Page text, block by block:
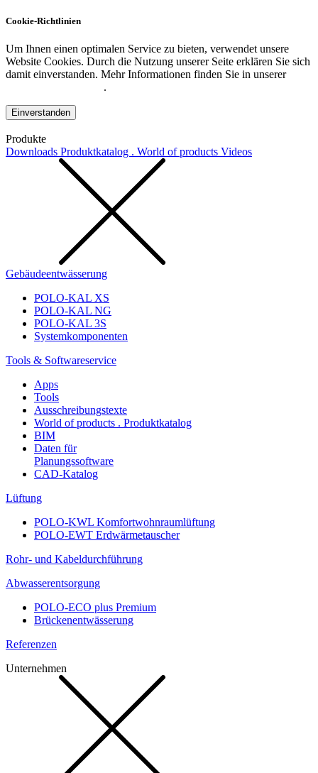
Cookie-Richtlinien
Um Ihnen einen optimalen Service zu bieten, verwendet unsere
Website Cookies. Durch die Nutzung unserer Seite erklären Sie sich
damit einverstanden. Mehr Informationen finden Sie in unserer
.
Einverstanden
Produkte
Downloads Produktkatalog . World of products Videos
Gebäudeentwässerung
POLO-KAL XS
POLO-KAL NG
POLO-KAL 3S
Systemkomponenten
Tools & Softwareservice
Apps
Tools
Ausschreibungstexte
World of products . Produktkatalog
BIM
Daten für
Planungssoftware
CAD-Katalog
Lüftung
POLO-KWL Komfortwohnraumlüftung
POLO-EWT Erdwärmetauscher
Rohr- und Kabeldurchführung
Abwasserentsorgung
POLO-ECO plus Premium
Brückenentwässerung
Referenzen
Unternehmen